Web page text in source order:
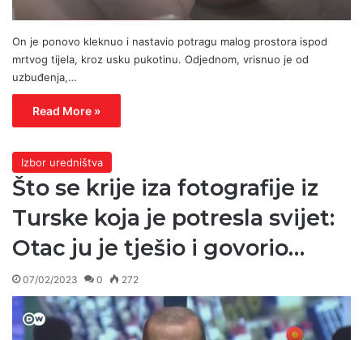
On je ponovo kleknuo i nastavio potragu malog prostora ispod
mrtvog tijela, kroz usku pukotinu. Odjednom, vrisnuo je od
uzbuđenja,…
Read More »
Izbor uredništva
Što se krije iza fotografije iz
Turske koja je potresla svijet:
Otac ju je tješio i govorio…
07/02/2023 0 272